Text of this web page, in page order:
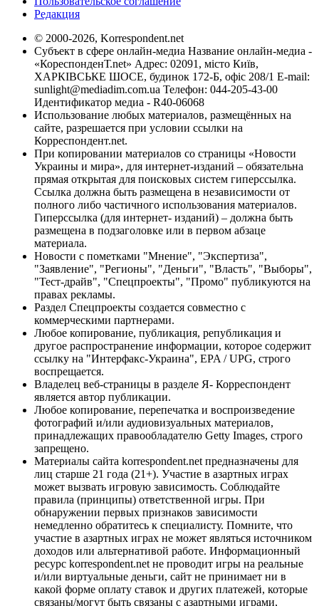
Редакция
© 2000-2026, Korrespondent.net
Субъект в сфере онлайн-медиа Название онлайн-медиа -
«КореспонденТ.net» Адрес: 02091, місто Київ,
ХАРКІВСЬКЕ ШОСЕ, будинок 172-Б, офіс 208/1 E-mail:
sunlight@mediadim.com.ua Телефон: 044-205-43-00
Идентификатор медиа - R40-06068
Использование любых материалов, размещённых на
сайте, разрешается при условии ссылки на
Корреспондент.net.
При копировании материалов со страницы «Новости
Украины и мира», для интернет-изданий – обязательна
прямая открытая для поисковых систем гиперссылка.
Ссылка должна быть размещена в независимости от
полного либо частичного использования материалов.
Гиперссылка (для интернет- изданий) – должна быть
размещена в подзаголовке или в первом абзаце
материала.
Новости с пометками "Мнение", "Экспертиза",
"Заявление", "Регионы", "Деньги", "Власть", "Выборы",
"Тест-драйв", "Спецпроекты", "Промо" публикуются на
правах рекламы.
Раздел Спецпроекты создается совместно с
коммерческими партнерами.
Любое копирование, публикация, републикация и
другое распространение информации, которое содержит
ссылку на "Интерфакс-Украина", EPA / UPG, строго
воспрещается.
Владелец веб-страницы в разделе Я- Корреспондент
является автор публикации.
Любое копирование, перепечатка и воспроизведение
фотографий и/или аудиовизуальных материалов,
принадлежащих правообладателю Getty Images, строго
запрещено.
Материалы сайта korrespondent.net предназначены для
лиц старше 21 года (21+). Участие в азартных играх
может вызвать игровую зависимость. Соблюдайте
правила (принципы) ответственной игры. При
обнаружении первых признаков зависимости
немедленно обратитесь к специалисту. Помните, что
участие в азартных играх не может являться источником
доходов или альтернативой работе. Информационный
ресурс korrespondent.net не проводит игры на реальные
и/или виртуальные деньги, сайт не принимает ни в
какой форме оплату ставок и других платежей, которые
связаны/могут быть связаны с азартными играми,